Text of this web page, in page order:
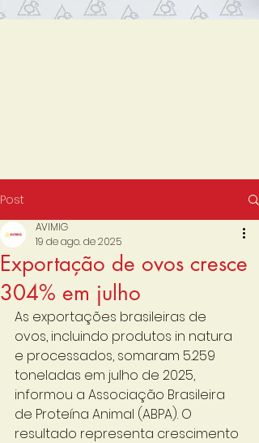
Post
Exportação de ovos cresce
304% em julho
AVIMIG
19 de ago. de 2025
As exportações brasileiras de
ovos, incluindo produtos in natura
e processados, somaram 5.259
toneladas em julho de 2025,
informou a Associação Brasileira
de Proteína Animal (ABPA). O
resultado representa crescimento